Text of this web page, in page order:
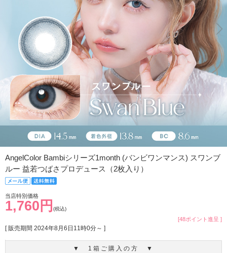
AngelColor Bambiシリーズ1month (バンビワンマンス) スワンブ
ルー 益若つばさプロデュース（2枚入り）
当店特別価格
1,760円 (税込)
[48ポイント進呈 ]
[ 販売期間 2024年8月6日11時0分～ ]
▼ 1箱ご購入の方 ▼